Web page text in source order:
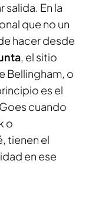
salida. En la
que no un
hacer desde
, el sitio
Bellingham, o
es el
cuando
o
tienen el
en ese